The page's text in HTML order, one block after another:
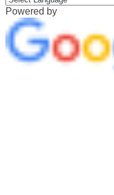
Powered by